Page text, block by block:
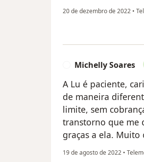
20 de dezembro de 2022 •
Michelly Soares
A Lu é paciente,
de maneira
limite, sem
transtorno que me
graças a ela. Muito
19 de agosto de 2022 •